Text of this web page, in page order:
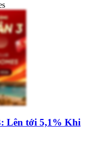
Lên tới 5,1% Khi